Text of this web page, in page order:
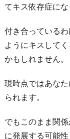
てキス依存症に
付き合っている
ようにキスして
かもしれません。
現時点ではあな
られます。
でもこのまま関
に発展する可能性